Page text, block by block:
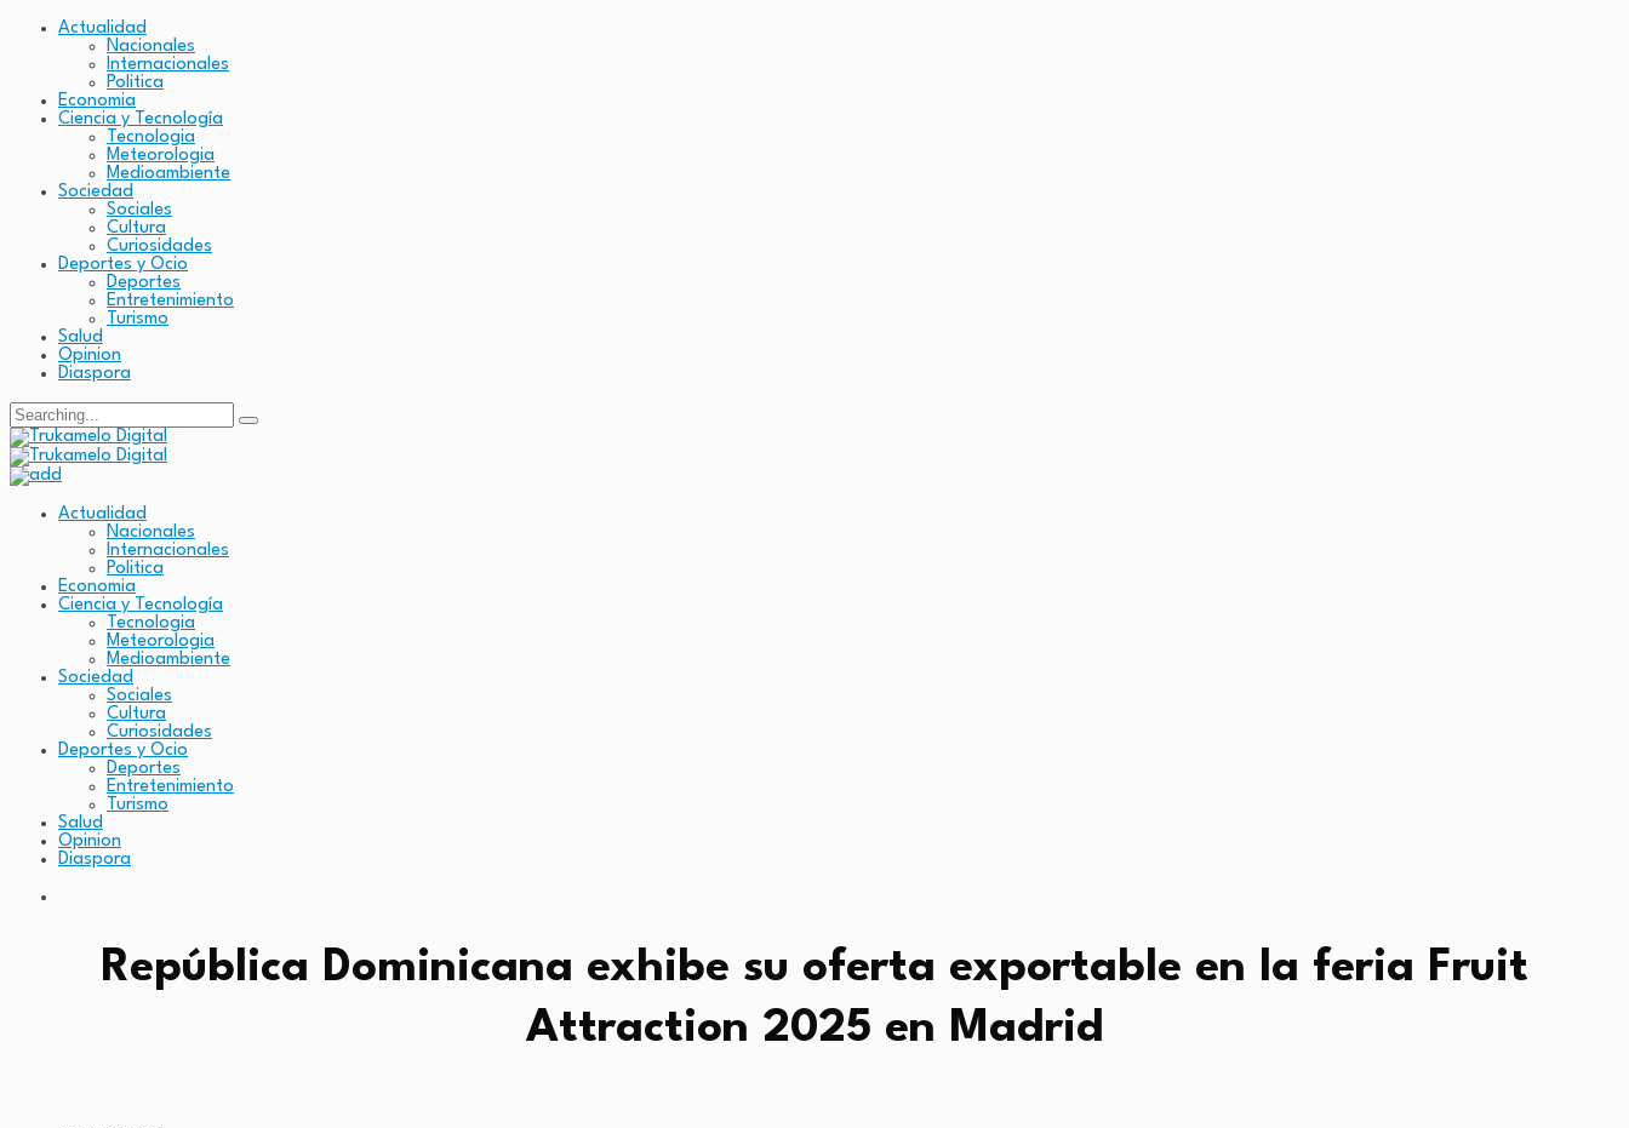
Actualidad
Nacionales
Internacionales
Politica
Economia
Ciencia y Tecnología
Tecnologia
Meteorologia
Medioambiente
Sociedad
Sociales
Cultura
Curiosidades
Deportes y Ocio
Deportes
Entretenimiento
Turismo
Salud
Opinion
Diaspora
Actualidad
Nacionales
Internacionales
Politica
Economia
Ciencia y Tecnología
Tecnologia
Meteorologia
Medioambiente
Sociedad
Sociales
Cultura
Curiosidades
Deportes y Ocio
Deportes
Entretenimiento
Turismo
Salud
Opinion
Diaspora
República Dominicana exhibe su oferta exportable en la feria Fruit
Attraction 2025 en Madrid